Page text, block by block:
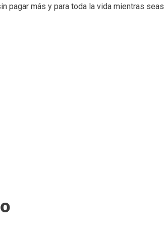
pagar más y para toda la vida mientras seas